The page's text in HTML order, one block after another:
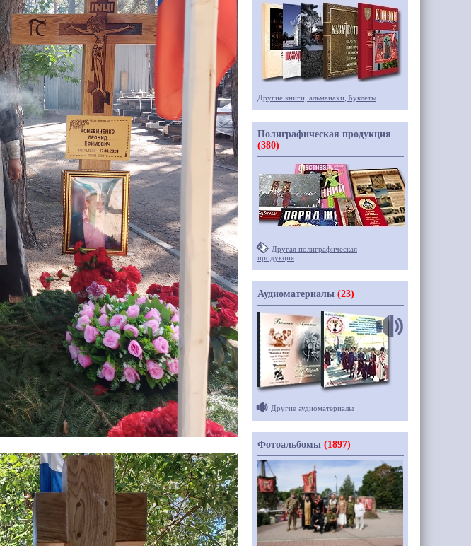
Другие книги, альманахи, буклеты
Полиграфическая продукция
(380)
Другая полиграфическая
продукция
Аудиоматериалы (23)
Другие аудиоматериалы
Фотоальбомы (1897)